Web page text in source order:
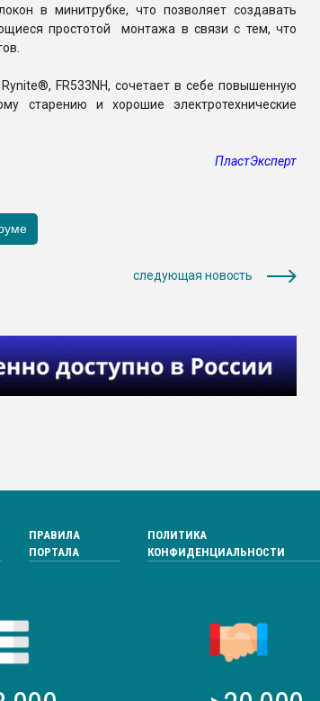
в минитрубке, что позволяет создавать
простотой монтажа в связи с тем, что
FR533NH, сочетает в себе повышенную
старению и хорошие электротехнические
ПластЭксперт
следующая новость
ПРАВИЛА
ПОРТАЛА
ПОЛИТИКА
КОНФИДЕНЦИАЛЬНОСТИ